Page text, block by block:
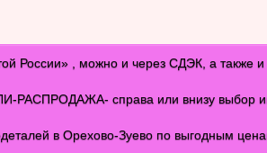
России» , можно и через СДЭК, а также
РАСПРОДАЖА- справа или внизу выбор
в Орехово-Зуево по выгодным